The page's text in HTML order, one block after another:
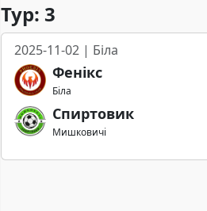
Тур: 3
2025-11-02 | Біла
Фенікс
Біла
Спиртовик
Мишковичі